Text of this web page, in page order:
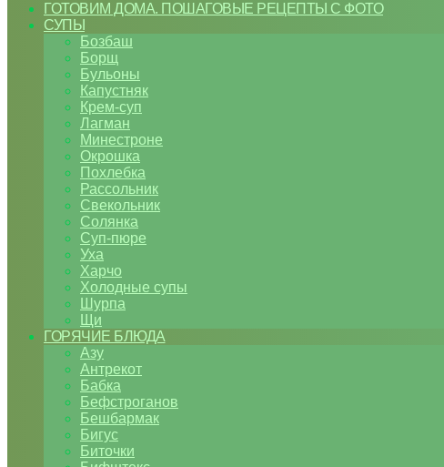
ГОТОВИМ ДОМА. ПОШАГОВЫЕ РЕЦЕПТЫ С ФОТО
СУПЫ
Бозбаш
Борщ
Бульоны
Капустняк
Крем-суп
Лагман
Минестроне
Окрошка
Похлебка
Рассольник
Свекольник
Солянка
Суп-пюре
Уха
Харчо
Холодные супы
Шурпа
Щи
ГОРЯЧИЕ БЛЮДА
Азу
Антрекот
Бабка
Бефстроганов
Бешбармак
Бигус
Биточки